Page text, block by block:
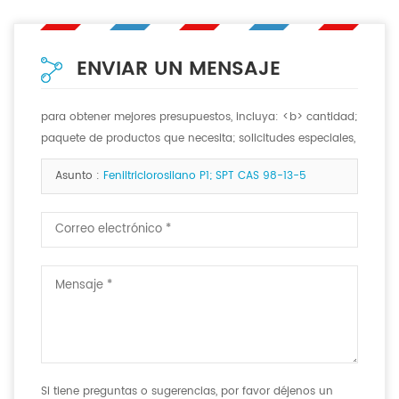
ENVIAR UN MENSAJE
para obtener mejores presupuestos, incluya: <b> cantidad;
paquete de productos que necesita; solicitudes especiales,
si las hay. <b>
Asunto : Feniltriclorosilano P1; SPT CAS 98-13-5
Si tiene preguntas o sugerencias, por favor déjenos un